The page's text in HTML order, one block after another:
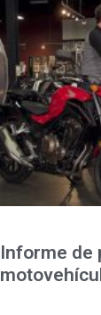
Informe de